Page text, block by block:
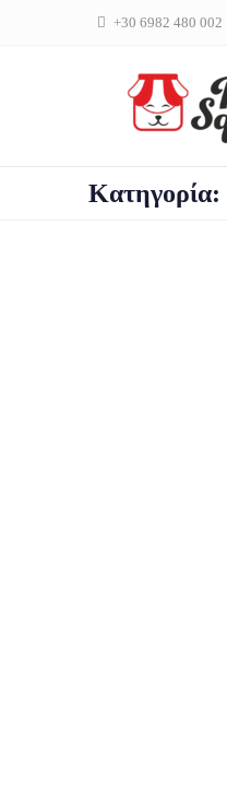
+30 6982 480 002
Κατηγορία: